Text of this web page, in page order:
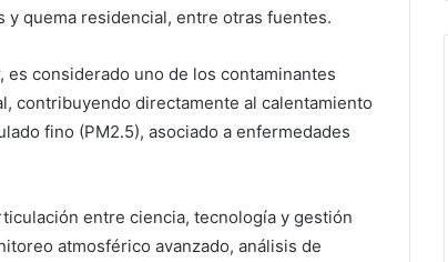
quema residencial, entre otras fuentes.
es considerado uno de los contaminantes
contribuyendo directamente al calentamiento
fino (PM2.5), asociado a enfermedades
entre ciencia, tecnología y gestión
atmosférico avanzado, análisis de